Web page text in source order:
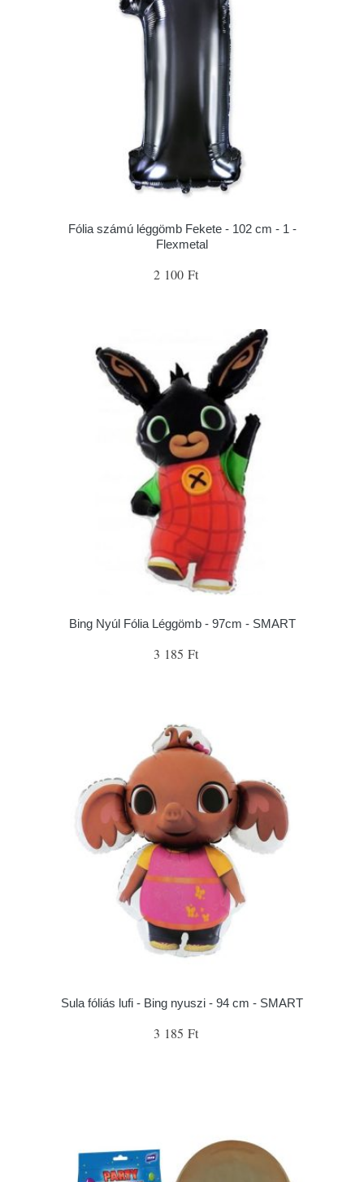
Fólia számú léggömb Fekete - 102 cm - 1 -
Flexmetal
2 100 Ft
Bing Nyúl Fólia Léggömb - 97cm - SMART
3 185 Ft
Sula fóliás lufi - Bing nyuszi - 94 cm - SMART
3 185 Ft